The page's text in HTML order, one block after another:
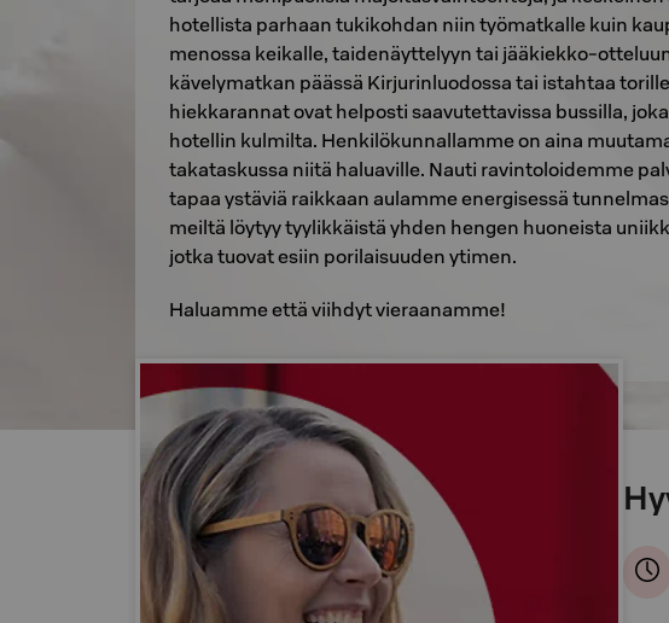
hotellista parhaan tukikohdan niin työmatkalle kuin
menossa keikalle, taidenäyttelyyn tai jääkiekko-
kävelymatkan päässä Kirjurinluodossa tai istahtaa
hiekkarannat ovat helposti saavutettavissa bussilla,
hotellin kulmilta. Henkilökunnallamme on aina
takataskussa niitä haluaville. Nauti ravintoloidemme
tapaa ystäviä raikkaan aulamme energisessä
meiltä löytyy tyylikkäistä yhden hengen huoneista
jotka tuovat esiin porilaisuuden ytimen.
Haluamme että viihdyt vieraanamme!